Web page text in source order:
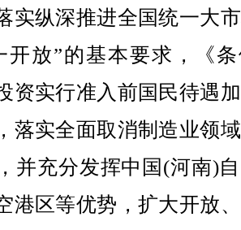
纵深推进全国统一大
开放”的基本要求，《
资实行准入前国民待遇
落实全面取消制造业领
并充分发挥中国(河南)
港区等优势，扩大开放